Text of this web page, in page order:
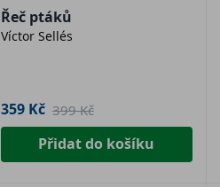
Řeč ptáků
Víctor Sellés
359 Kč 399 Kč
Přidat do košíku